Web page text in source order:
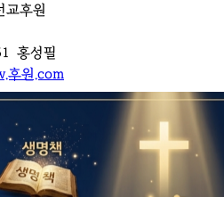
교후원
홍성필
후원.com